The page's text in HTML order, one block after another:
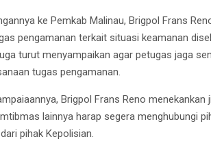
ke Pemkab Malinau, Brigpol Frans
pengamanan terkait situasi keamanan
turut menyampaikan agar petugas jaga
tugas pengamanan.
Brigpol Frans Reno menekankan
lainnya harap segera menghubungi
pihak Kepolisian.